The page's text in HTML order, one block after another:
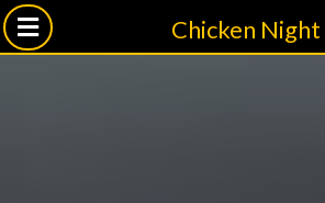
Chicken Night